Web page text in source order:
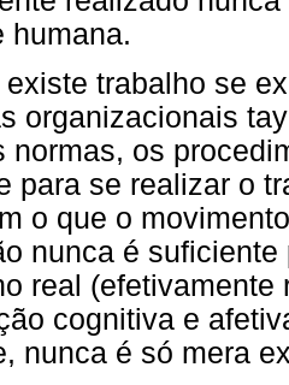
humana.
existe trabalho se
organizacionais
normas, os
para se realizar o
o que o
nunca é
real
cognitiva e
nunca é só mera